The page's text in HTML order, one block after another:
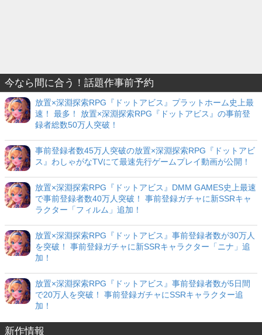
今なら間に合う！話題作事前予約
放置×深淵探索RPG『ドットアビス』プラットホーム史上最
速！ 最多！ 放置×深淵探索RPG『ドットアビス』の事前登
録者総数50万人突破！
事前登録者数45万人突破の放置×深淵探索RPG『ドットアビ
ス』わしゃがなTVにて最速先行ゲームプレイ動画が公開！
放置×深淵探索RPG『ドットアビス』DMM GAMES史上最速
で事前登録者数40万人突破！ 事前登録ガチャに新SSRキャ
ラクター「フィルム」追加！
放置×深淵探索RPG『ドットアビス』事前登録者数が30万人
を突破！ 事前登録ガチャに新SSRキャラクター「ニナ」追
加！
放置×深淵探索RPG『ドットアビス』事前登録者数が5日間
で20万人を突破！ 事前登録ガチャにSSRキャラクター追
加！
新作情報